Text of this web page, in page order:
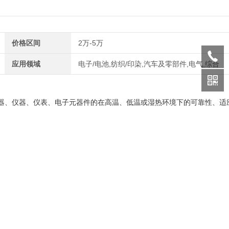
价格区间 2万-5万
应用领域 电子/电池,纺织/印染,汽车及零部件,电气,综合
仪器、仪表、电子元器件的在高温、低温或湿热环境下的可靠性、适